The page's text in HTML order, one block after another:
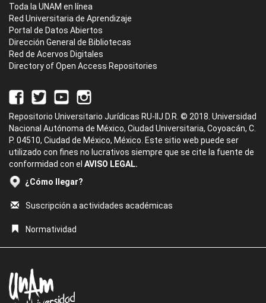
Toda la UNAM en línea
Red Universitaria de Aprendizaje
Portal de Datos Abiertos
Dirección General de Bibliotecas
Red de Acervos Digitales
Directory of Open Access Repositories
Repositorio Universitario Jurídicas RU-IIJ D.R. © 2018. Universidad
Nacional Autónoma de México, Ciudad Universitaria, Coyoacán, C.
P. 04510, Ciudad de México, México. Este sitio web puede ser
utilizado con fines no lucrativos siempre que se cite la fuente de
conformidad con el AVISO LEGAL.
¿Cómo llegar?
Suscripción a actividades académicas
Normatividad